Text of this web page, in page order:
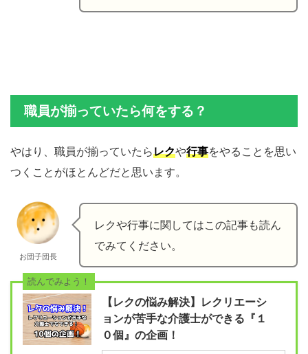
職員が揃っていたら何をする？
やはり、職員が揃っていたらレクや行事をやることを思い
つくことがほとんどだと思います。
お団子団長
レクや行事に関してはこの記事も読ん
でみてください。
読んでみよう！
【レクの悩み解決】レクリエーシ
ョンが苦手な介護士ができる『１
０個』の企画！